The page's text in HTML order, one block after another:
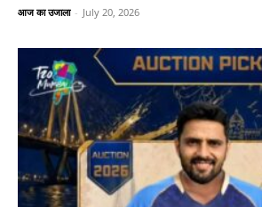
आज का उजाला - July 20, 2026